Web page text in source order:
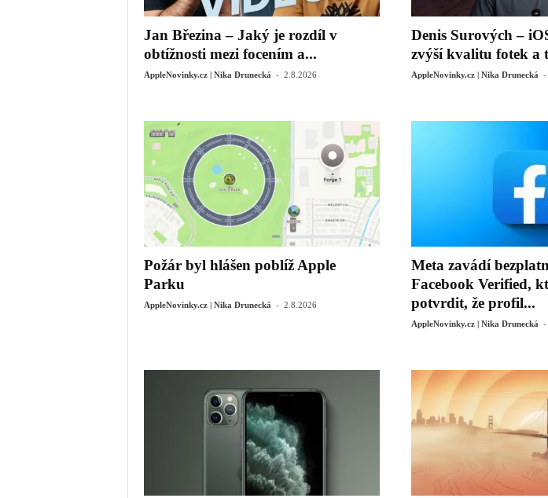
Jan Březina – Jaký je rozdíl v
obtížnosti mezi focením a...
AppleNovinky.cz | Nika Drunecká - 2.8.2026
Denis Surových –
zvýší kvalitu fotek a
AppleNovinky.cz | Nika Drunecká -
Požár byl hlášen poblíž Apple
Parku
AppleNovinky.cz | Nika Drunecká - 2.8.2026
Meta zavádí
Facebook Verified,
potvrdit, že profil...
AppleNovinky.cz | Nika Drunecká -